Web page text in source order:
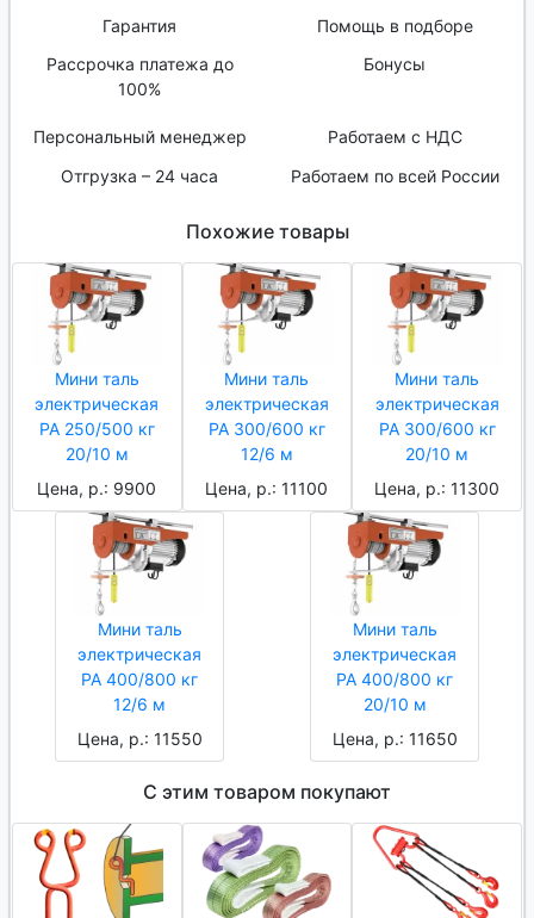
Гарантия
Помощь в подборе
Рассрочка платежа до
100%
Бонусы
Персональный менеджер
Работаем с НДС
Отгрузка – 24 часа
Работаем по всей России
Похожие товары
Мини таль
электрическая
РА 250/500 кг
20/10 м
Цена, р.: 9900
Мини таль
электрическая
РА 300/600 кг
12/6 м
Цена, р.: 11100
Мини таль
электрическая
РА 300/600 кг
20/10 м
Цена, р.: 11300
Мини таль
электрическая
РА 400/800 кг
12/6 м
Цена, р.: 11550
Мини таль
электрическая
РА 400/800 кг
20/10 м
Цена, р.: 11650
С этим товаром покупают